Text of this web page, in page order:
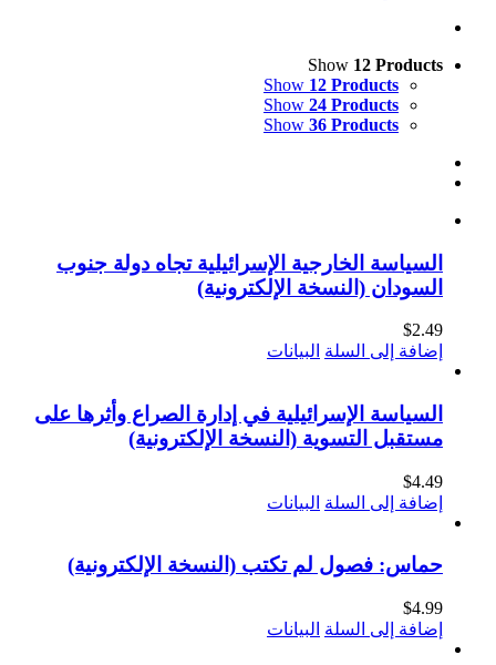
Show 12 Products
Show 12 Products
Show 24 Products
Show 36 Products
السياسة الخارجية الإسرائيلية تجاه دولة جنوب
السودان (النسخة الإلكترونية)
$2.49
إضافة إلى السلة البيانات
السياسة الإسرائيلية في إدارة الصراع وأثرها على
مستقبل التسوية (النسخة الإلكترونية)
$4.49
إضافة إلى السلة البيانات
حماس: فصول لم تكتب (النسخة الإلكترونية)
$4.99
إضافة إلى السلة البيانات